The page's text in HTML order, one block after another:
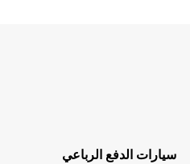
سيارات الدفع الرباعي